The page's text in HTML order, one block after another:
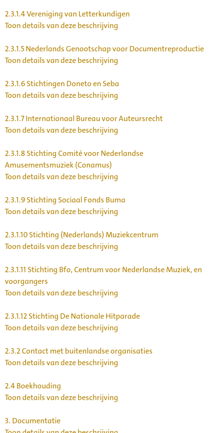
2.3.1.4Vereniging van Letterkundigen
Toon details van deze beschrijving
2.3.1.5Nederlands Genootschap voor Documentreproductie
Toon details van deze beschrijving
2.3.1.6Stichtingen Doneto en Seba
Toon details van deze beschrijving
2.3.1.7Internationaal Bureau voor Auteursrecht
Toon details van deze beschrijving
2.3.1.8 Stichting Comité voor Nederlandse
Amusementsmuziek (Conamus)
Toon details van deze beschrijving
2.3.1.9Stichting Sociaal Fonds Buma
Toon details van deze beschrijving
2.3.1.10Stichting (Nederlands) Muziekcentrum
Toon details van deze beschrijving
2.3.1.11 Stichting Bfo, Centrum voor Nederlandse Muziek, en
voorgangers
Toon details van deze beschrijving
2.3.1.12Stichting De Nationale Hitparade
Toon details van deze beschrijving
2.3.2Contact met buitenlandse organisaties
Toon details van deze beschrijving
2.4Boekhouding
Toon details van deze beschrijving
3. Documentatie